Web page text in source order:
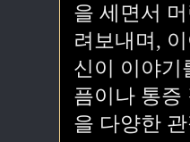
을 세면서
려보내며,
신이 이야기
픔이나 통증
을 다양한